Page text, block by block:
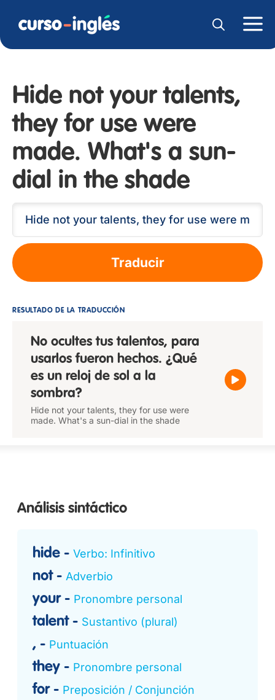
Hide not your talents,
they for use were
made. What's a sun-
dial in the shade
Traducir
RESULTADO DE LA TRADUCCIÓN
No ocultes tus talentos, para
usarlos fueron hechos. ¿Qué
es un reloj de sol a la
sombra?
Hide not your talents, they for use were
made. What's a sun-dial in the shade
Análisis sintáctico
hide Verbo: Infinitivo
not Adverbio
your Pronombre personal
talent Sustantivo (plural)
, Puntuación
they Pronombre personal
for
Preposición / Conjunción